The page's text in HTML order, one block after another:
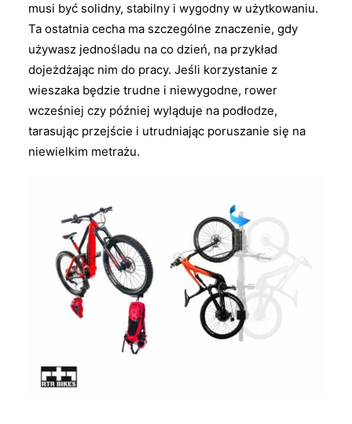
musi być solidny, stabilny i wygodny w użytkowaniu.
Ta ostatnia cecha ma szczególne znaczenie, gdy
używasz jednośladu na co dzień, na przykład
dojeżdżając nim do pracy. Jeśli korzystanie z
wieszaka będzie trudne i niewygodne, rower
wcześniej czy później wyląduje na podłodze,
tarasując przejście i utrudniając poruszanie się na
niewielkim metrażu.